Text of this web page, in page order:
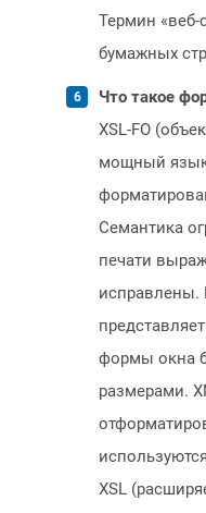
Термин «веб-
бумажных
Что такое
XSL-FO
мощный
Семантика
печати
исправлены.
формы окна
размерами.
XSL